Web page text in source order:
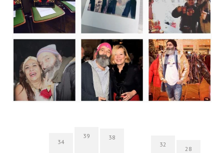
34
39 38
32
28